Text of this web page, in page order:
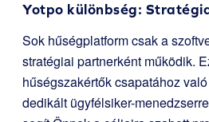
Yotpo különbség:
Sok hűségplatform csak a
stratégiai partnerként működik.
hűségszakértők csapatához
dedikált ügyfélsiker-